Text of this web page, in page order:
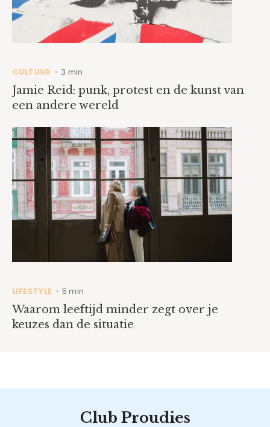
CULTUUR • 3 min
Jamie Reid: punk, protest en de kunst van
een andere wereld
LIFESTYLE • 5 min
Waarom leeftijd minder zegt over je
keuzes dan de situatie
Club Proudies